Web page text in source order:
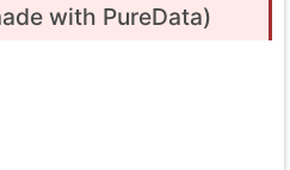
with PureData)